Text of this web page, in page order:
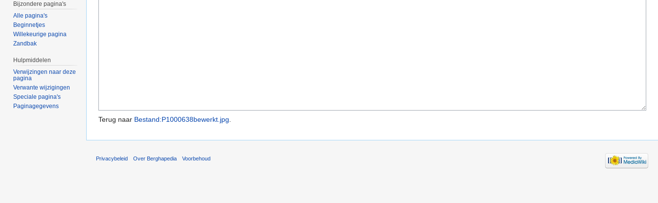
Terug naar Bestand:P1000638bewerkt.jpg.
Bijzondere pagina's
Alle pagina's
Beginnetjes
Willekeurige pagina
Zandbak
Hulpmiddelen
Verwijzingen naar deze
pagina
Verwante wijzigingen
Speciale pagina's
Paginagegevens
Privacybeleid Over Berghapedia Voorbehoud